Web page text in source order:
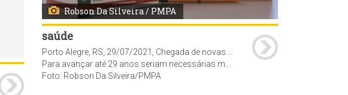
Robson Da Silveira / PMPA
saúde
Para avançar até 29 anos seriam necessárias mais 14.125 doses de imunizantes. Para chegar a essa faixa etária, a prefeitura aguarda a chegada de novas entregas de vacinas. Porto Alegre é a primeira capital do país a atingir a marca de um em cada três habitantes com imunização completa.
Foto: Robson Da Silveira/PMPA